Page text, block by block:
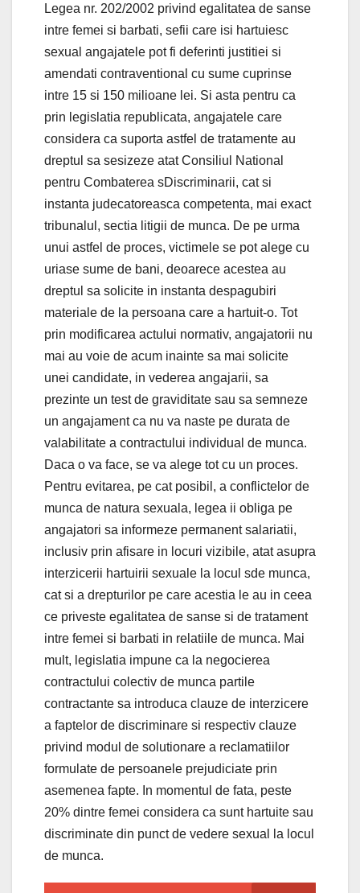
Legea nr. 202/2002 privind egalitatea de sanse
intre femei si barbati, sefii care isi hartuiesc
sexual angajatele pot fi deferinti justitiei si
amendati contraventional cu sume cuprinse
intre 15 si 150 milioane lei. Si asta pentru ca
prin legislatia republicata, angajatele care
considera ca suporta astfel de tratamente au
dreptul sa sesizeze atat Consiliul National
pentru Combaterea sDiscriminarii, cat si
instanta judecatoreasca competenta, mai exact
tribunalul, sectia litigii de munca. De pe urma
unui astfel de proces, victimele se pot alege cu
uriase sume de bani, deoarece acestea au
dreptul sa solicite in instanta despagubiri
materiale de la persoana care a hartuit-o. Tot
prin modificarea actului normativ, angajatorii nu
mai au voie de acum inainte sa mai solicite
unei candidate, in vederea angajarii, sa
prezinte un test de graviditate sau sa semneze
un angajament ca nu va naste pe durata de
valabilitate a contractului individual de munca.
Daca o va face, se va alege tot cu un proces.
Pentru evitarea, pe cat posibil, a conflictelor de
munca de natura sexuala, legea ii obliga pe
angajatori sa informeze permanent salariatii,
inclusiv prin afisare in locuri vizibile, atat asupra
interzicerii hartuirii sexuale la locul sde munca,
cat si a drepturilor pe care acestia le au in ceea
ce priveste egalitatea de sanse si de tratament
intre femei si barbati in relatiile de munca. Mai
mult, legislatia impune ca la negocierea
contractului colectiv de munca partile
contractante sa introduca clauze de interzicere
a faptelor de discriminare si respectiv clauze
privind modul de solutionare a reclamatiilor
formulate de persoanele prejudiciate prin
asemenea fapte. In momentul de fata, peste
20% dintre femei considera ca sunt hartuite sau
discriminate din punct de vedere sexual la locul
de munca.